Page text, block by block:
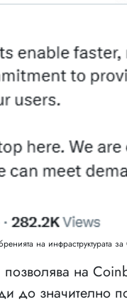
на инфраструктурата
на
до значително